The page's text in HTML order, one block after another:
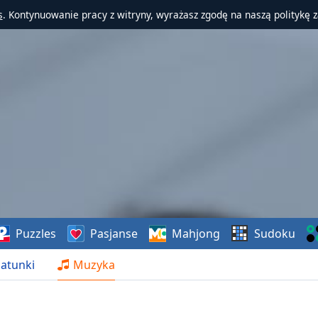
. Kontynuowanie pracy z witryny, wyrażasz zgodę na naszą politykę
Muzyka
Puzzles Pasjanse Mahjong Sudoku